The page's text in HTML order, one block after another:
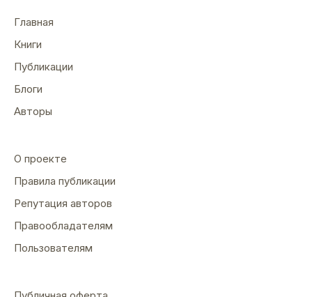
Главная
Книги
Публикации
Блоги
Авторы
О проекте
Правила публикации
Репутация авторов
Правообладателям
Пользователям